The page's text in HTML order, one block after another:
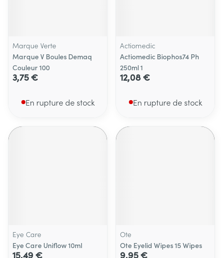
Marque Verte
Marque V Boules Demaq
Couleur 100
3,75 €
En rupture de stock
Actiomedic
Actiomedic Biophos74 Ph
250ml 1
12,08 €
En rupture de stock
Eye Care
Eye Care Uniflow 10ml
15,49 €
Ote
Ote Eyelid Wipes 15 Wipes
9,95 €